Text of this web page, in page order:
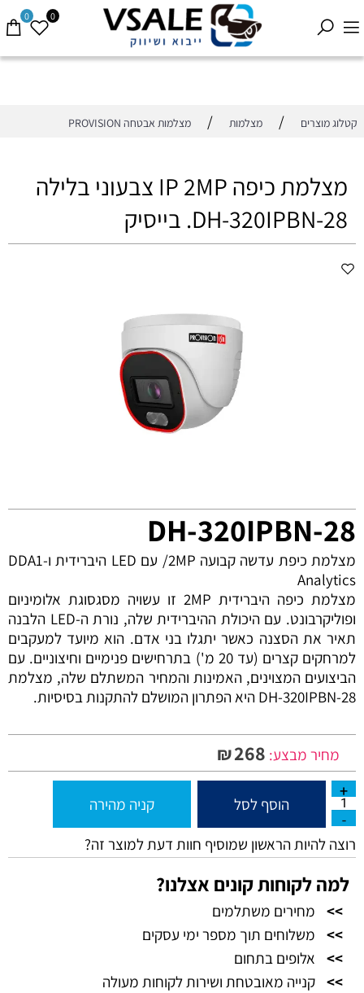
0 0
קטלוג מוצרים / מצלמות / מצלמות אבטחה PROVISION
מצלמת כיפה IP 2MP צבעוני בלילה
DH-320IPBN-28. בייסיק
DH-320IPBN-28
מצלמת כיפת עדשה קבועה 2MP/ עם LED היברידית ו-DDA1
Analytics
מצלמת כיפה היברידית 2MP זו עשויה מסגסוגת אלומיניום
ופוליקרבונט. עם היכולת ההיברידית שלה, נורת ה-LED הלבנה
תאיר את הסצנה כאשר יתגלו בני אדם. הוא מיועד למעקבים
למרחקים קצרים (עד 20 מ') בתרחישים פנימיים וחיצוניים. עם
הביצועים המצוינים, האמינות והמחיר המשתלם שלה, מצלמת
DH-320IPBN-28 היא הפתרון המושלם להתקנות בסיסיות.
מחיר מבצע: ₪268
הוסף לסל קניה מהירה
רוצה להיות הראשון שמוסיף חוות דעת למוצר זה?
למה לקוחות קונים אצלנו?
>>
מחירים משתלמים
>>
משלוחים תוך מספר ימי עסקים
>>
אלופים בתחום
>> קנייה מאובטחת ושירות לקוחות מעולה